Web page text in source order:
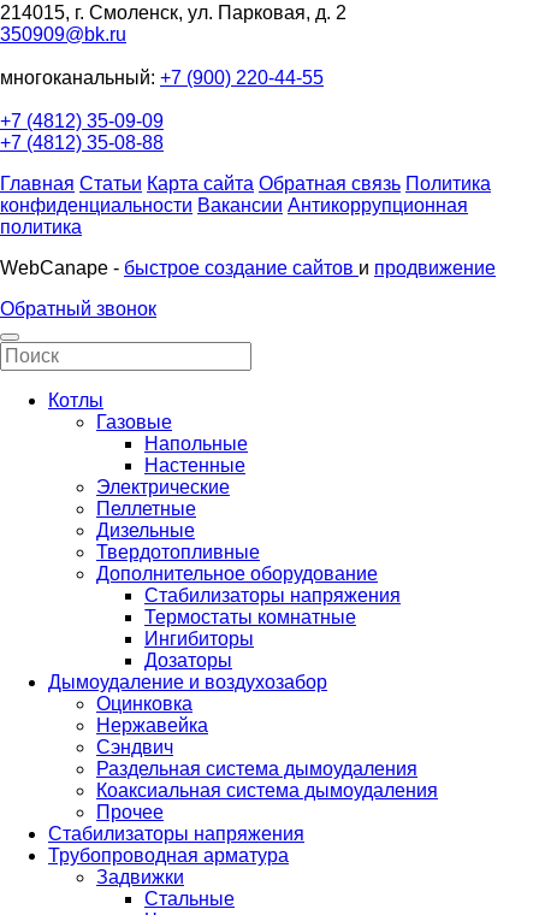
214015, г. Смоленск, ул. Парковая, д. 2
350909@bk.ru
многоканальный: +7 (900) 220-44-55
+7 (4812) 35-09-09
+7 (4812) 35-08-88
Главная Статьи Карта сайта Обратная связь Политика
конфиденциальности Вакансии Антикоррупционная
политика
WebCanape - быстрое создание сайтов и продвижение
Обратный звонок
Котлы
Газовые
Напольные
Настенные
Электрические
Пеллетные
Дизельные
Твердотопливные
Дополнительное оборудование
Стабилизаторы напряжения
Термостаты комнатные
Ингибиторы
Дозаторы
Дымоудаление и воздухозабор
Оцинковка
Нержавейка
Сэндвич
Раздельная система дымоудаления
Коаксиальная система дымоудаления
Прочее
Стабилизаторы напряжения
Трубопроводная арматура
Задвижки
Стальные